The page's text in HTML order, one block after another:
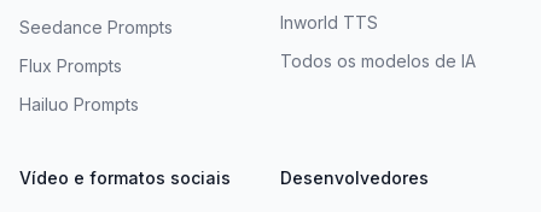
Seedance Prompts
Flux Prompts
Hailuo Prompts
Inworld TTS
Todos os modelos de IA
Vídeo e formatos sociais Desenvolvedores